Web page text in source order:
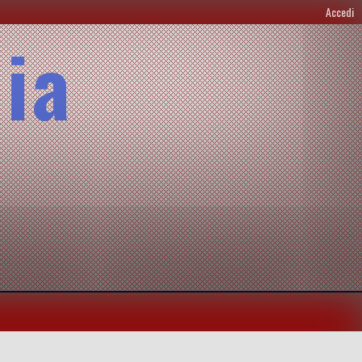
Accedi